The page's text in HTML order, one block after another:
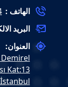
الهاتف :
البريد
العنوان:
Kat:13